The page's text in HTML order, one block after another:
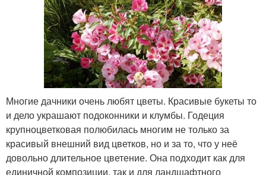
Многие дачники очень любят цветы. Красивые букеты то
и дело украшают подоконники и клумбы. Годеция
крупноцветковая полюбилась многим не только за
красивый внешний вид цветков, но и за то, что у неё
довольно длительное цветение. Она подходит как для
единичной композиции, так и для ландшафтного